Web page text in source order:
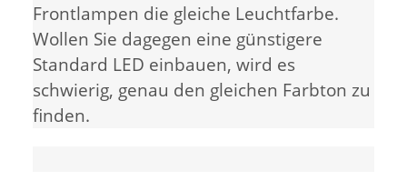
Frontlampen die gleiche Leuchtfarbe.
Wollen Sie dagegen eine günstigere
Standard LED einbauen, wird es
schwierig, genau den gleichen Farbton zu
finden.